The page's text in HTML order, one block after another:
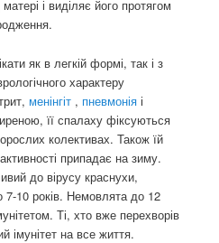
і виділяє його протягом
як в легкій формі, так і з
характеру
менінгіт , пневмоніяі
її спалаху фіксуються
колективах. Також їй
припадає на зиму.
до вірусу краснухи,
7-10 років. Немовлята до 12
Ті, хто вже перехворів
імунітет на все життя.